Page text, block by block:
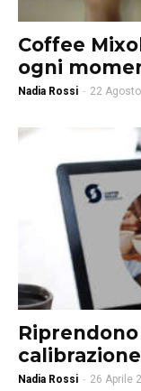
Coffee
ogni
Nadia Rossi - 22
Nadia Rossi - 26 Aprile